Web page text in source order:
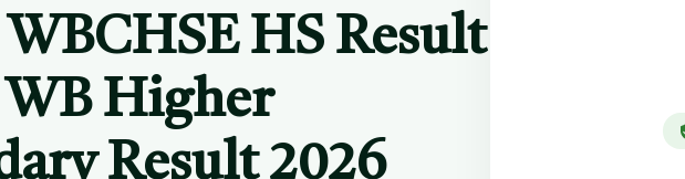
HS Result
WB Higher
Result 2026